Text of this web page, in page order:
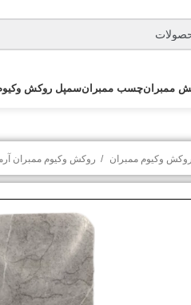
ممبرانچسب ممبرانسمپل روکش
روکش وکیوم ممبران روکش وکیوم ممبران